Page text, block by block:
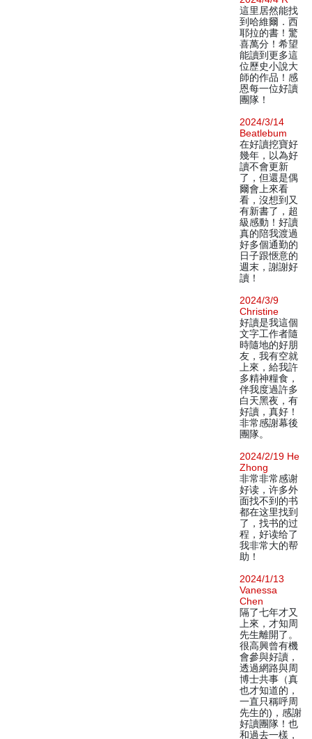
這里居然能找
到哈維爾．西
耶拉的書！驚
喜萬分！希望
能讀到更多這
位歷史小說大
師的作品！感
恩每一位好讀
團隊！
2024/3/14
Beatlebum
在好讀挖寶好
幾年，以為好
讀不會更新
了，但還是偶
爾會上來看
看，沒想到又
有新書了，超
級感動！好讀
真的陪我渡過
好多個通勤的
日子跟愜意的
週末，謝謝好
讀！
2024/3/9
Christine
好讀是我這個
文字工作者隨
時隨地的好朋
友，我有空就
上來，給我許
多精神糧食，
伴我度過許多
白天黑夜，有
好讀，真好！
非常感謝幕後
團隊。
2024/2/19 He
Zhong
非常非常感谢
好读，许多外
面找不到的书
都在这里找到
了，找书的过
程，好读给了
我非常大的帮
助！
2024/1/13
Vanessa
Chen
隔了七年才又
上來，才知周
先生離開了。
很高興曾有機
會參與好讀，
透過網路與周
博士共事（真
也才知道的，
一直只稱呼周
先生的)，感謝
好讀團隊！也
和過去一樣，